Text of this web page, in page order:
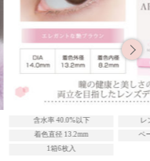
レンズ直径 14.0mm
ベースカーブ 8.6mm
含水率
着色直径